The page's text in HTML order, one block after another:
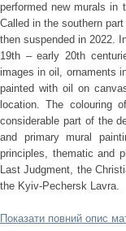
performed new murals in
Called in the southern
then suspended in 2022.
19th – early 20th
images in oil, ornaments
painted with oil on
location. The colouring
considerable part of the
and primary mural
principles, thematic and
Last Judgment, the
the Kyiv-Pechersk Lavra.
Показати повний опис